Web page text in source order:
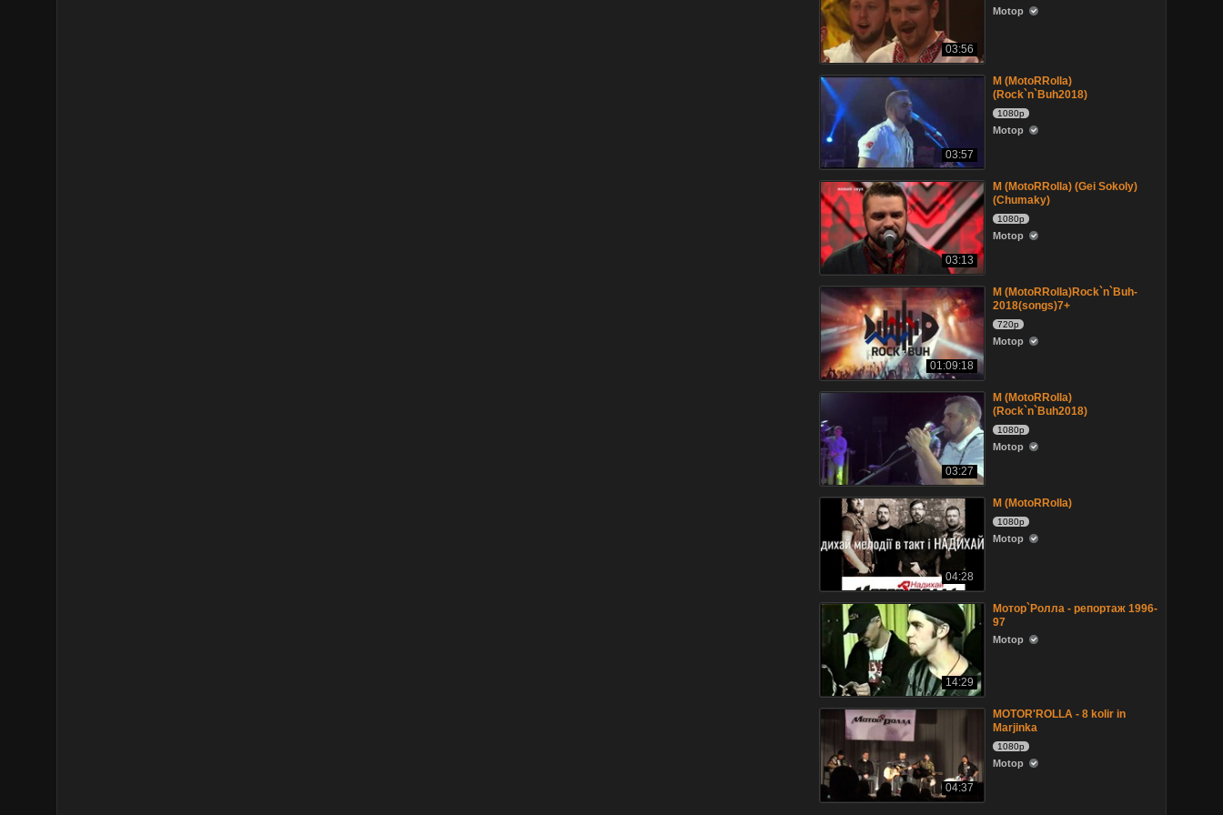
03:56
Motop
03:57
M (MotoRRolla)
(Rock`n`Buh2018)
1080p
Motop
03:13
M (MotoRRolla) (Gei Sokoly)
(Chumaky)
1080p
Motop
01:09:18
M (MotoRRolla)Rock`n`Buh-
2018(songs)7+
720p
Motop
03:27
M (MotoRRolla)
(Rock`n`Buh2018)
1080p
Motop
04:28
M (MotoRRolla)
1080p
Motop
14:29
Мотор`Ролла - репортаж 1996-
97
Motop
04:37
MOTOR'ROLLA - 8 kolir in
Marjinka
1080p
Motop